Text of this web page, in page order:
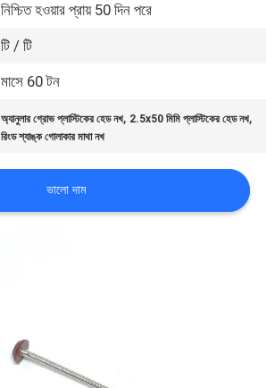
নিশ্চিত হওয়ার প্রায় 50 দিন পরে
টি / টি
মাসে 60 টন
অ্যানুলার গ্রোভ প্লাস্টিকের হেড নখ, 2.5x50 মিমি প্লাস্টিকের হেড নখ,
রিংড শ্যাঙ্ক গোলাকার মাথা নখ
ভালো দাম